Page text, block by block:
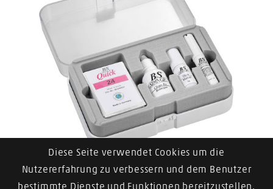
B/S SPANGE Quick-Set
Diese Seite verwendet Cookies um die
Nutzererfahrung zu verbessern und dem Benutzer
bestimmte Dienste und Funktionen bereitzustellen.